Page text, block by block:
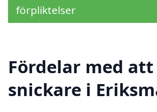
förpliktelser
Fördelar med
snickare i